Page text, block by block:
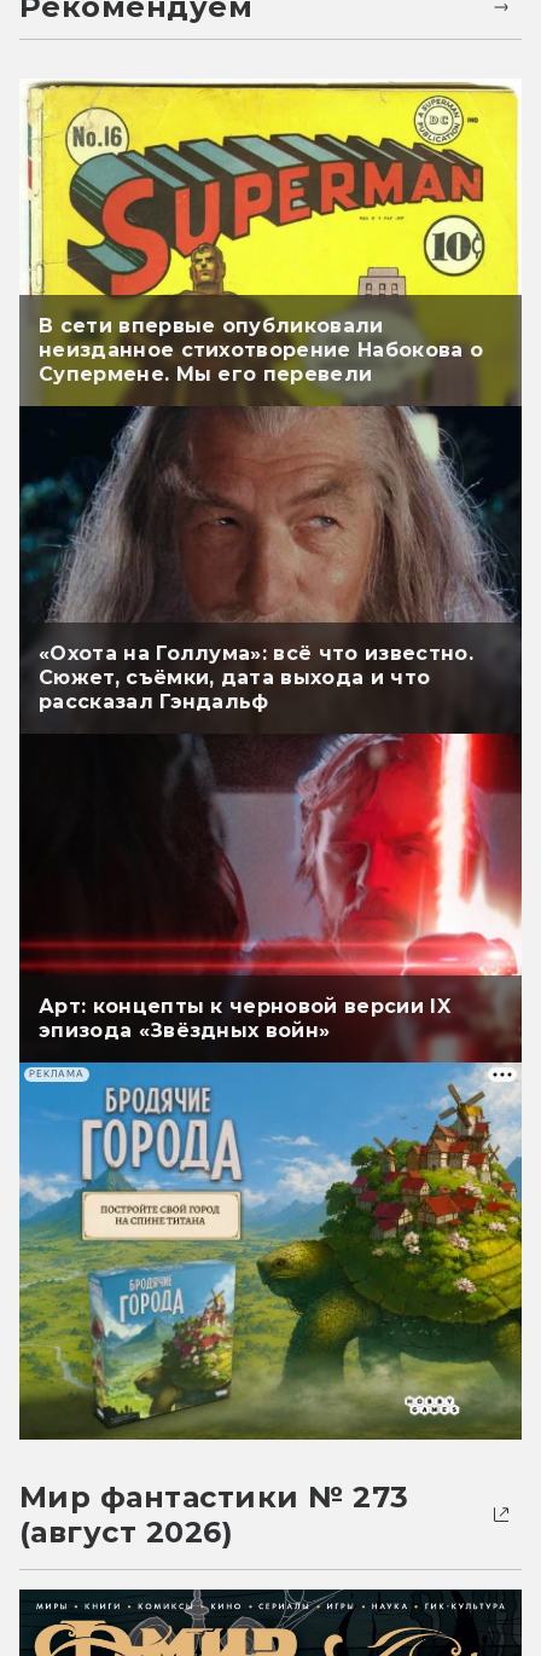
Рекомендуем
В сети впервые опубликовали
неизданное стихотворение Набокова о
Супермене. Мы его перевели
«Охота на Голлума»: всё что известно.
Сюжет, съёмки, дата выхода и что
рассказал Гэндальф
Арт: концепты к черновой версии IX
эпизода «Звёздных войн»
РЕКЛАМА
Мир фантастики № 273
(август 2026)